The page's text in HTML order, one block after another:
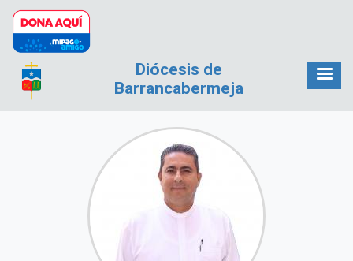
Pasar al contenido principal
Diócesis de
Barrancabermeja